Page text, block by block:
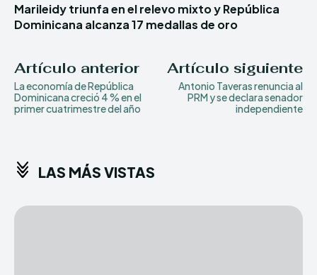
Marileidy triunfa en el relevo mixto y República
Dominicana alcanza 17 medallas de oro
Artículo anterior
La economía de República
Dominicana creció 4 % en el
primer cuatrimestre del año
Artículo siguiente
Antonio Taveras renuncia al
PRM y se declara senador
independiente
LAS MÁS VISTAS